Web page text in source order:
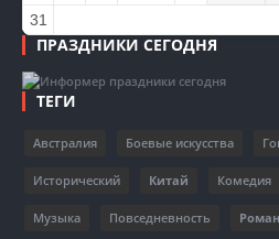
31
ПРАЗДНИКИ СЕГОДНЯ
ТЕГИ
Австралия Боевые искусства
Исторический Китай Комедия
Музыка Повседневность